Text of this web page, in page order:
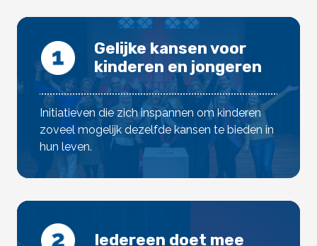
Gelijke kansen voor
kinderen en jongeren
Initiatieven die zich inspannen om kinderen
zoveel mogelijk dezelfde kansen te bieden in
hun leven.
Iedereen doet mee